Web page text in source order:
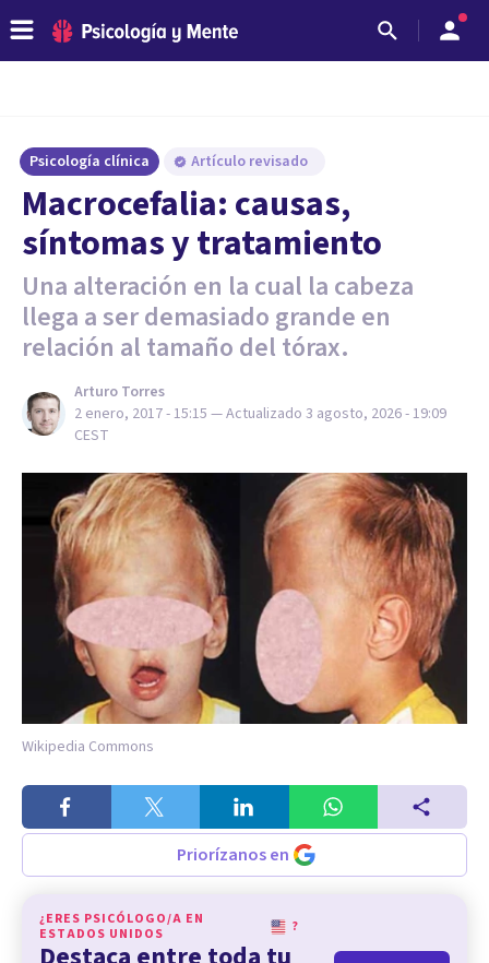
Psicología clínica Artículo revisado
Macrocefalia: causas,
síntomas y tratamiento
Una alteración en la cual la cabeza
llega a ser demasiado grande en
relación al tamaño del tórax.
Arturo Torres
2 enero, 2017 - 15:15 — Actualizado 3 agosto, 2026 - 19:09
CEST
Wikipedia Commons
Priorízanos en
¿ERES PSICÓLOGO/A EN
ESTADOS UNIDOS
?